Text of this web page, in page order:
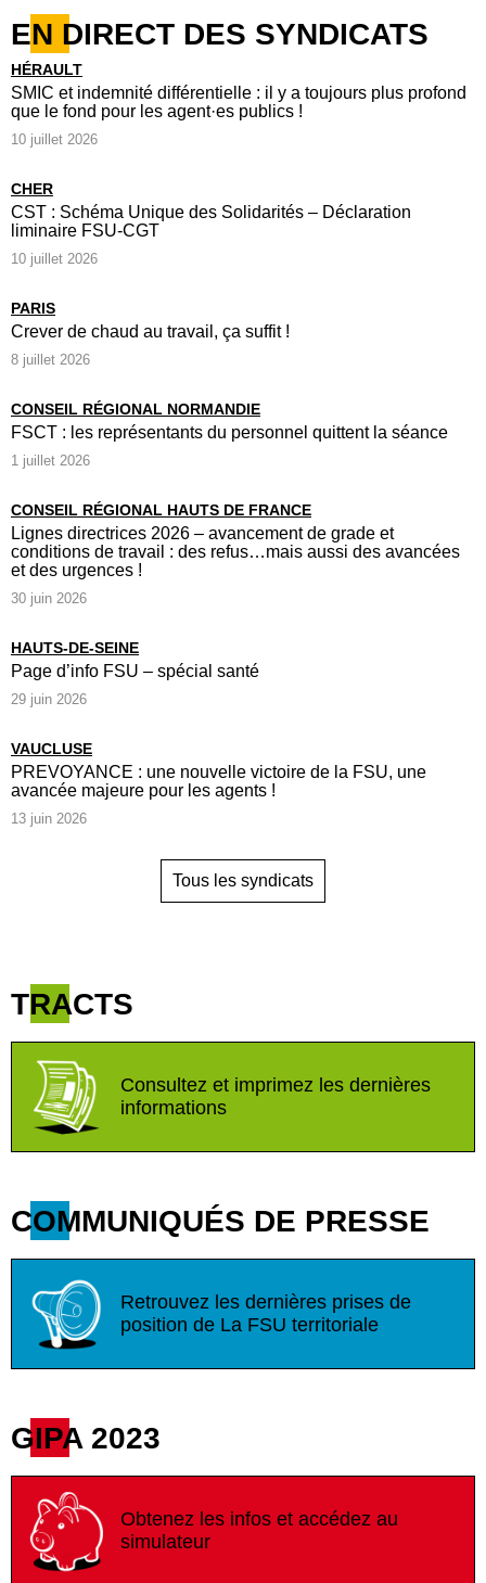
EN DIRECT DES SYNDICATS
HÉRAULT
SMIC et indemnité différentielle : il y a toujours plus profond
que le fond pour les agent·es publics !
10 juillet 2026
CHER
CST : Schéma Unique des Solidarités – Déclaration
liminaire FSU-CGT
10 juillet 2026
PARIS
Crever de chaud au travail, ça suffit !
8 juillet 2026
CONSEIL RÉGIONAL NORMANDIE
FSCT : les représentants du personnel quittent la séance
1 juillet 2026
CONSEIL RÉGIONAL HAUTS DE FRANCE
Lignes directrices 2026 – avancement de grade et
conditions de travail : des refus…mais aussi des avancées
et des urgences !
30 juin 2026
HAUTS-DE-SEINE
Page d’info FSU – spécial santé
29 juin 2026
VAUCLUSE
PREVOYANCE : une nouvelle victoire de la FSU, une
avancée majeure pour les agents !
13 juin 2026
Tous les syndicats
TRACTS
Consultez et imprimez les dernières
informations
COMMUNIQUÉS DE PRESSE
Retrouvez les dernières prises de
position de La FSU territoriale
GIPA 2023
Obtenez les infos et accédez au
simulateur